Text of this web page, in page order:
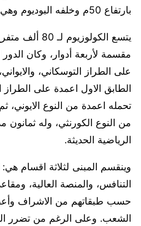
بارتفاع 50م وخلفه البوديوم وهي مدرجات الإمبراطور وحاشيته.
مقسمة لأربعة أدوار، وكان
على الطراز التوسكاني،
الطابق الاول اعمدة على الطراز
تحمله اعمدة من النوع الايوني،
من النوع الكورنثي، وله
الرياضية الحديثة.
وينقسم المبنى لثلاثة اقسام
التنافس، والمنصة العالية،
حسب طبقاتهم من الاشراف
الشعب. وعلى الرغم من تضرر